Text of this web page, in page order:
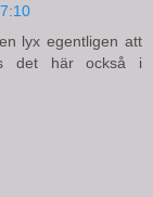
lyx egentligen att
det här också i